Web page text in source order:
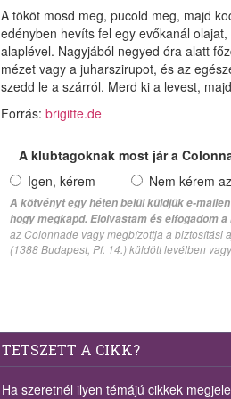
A tököt mosd meg, pucold meg, majd
edényben hevíts fel egy evőkanál
alaplével. Nagyjából negyed óra alatt
mézet vagy a juharszirupot, és az
szedd le a szárról. Merd ki a levest,
Forrás: brigitte.de
A klubtagoknak most jár a
Igen, kérem
Nem kérem
A kötvényt egy héten belül küldjük e-
hogy megkapd. Elolvastam és elfogadom
az Colonnade vagy megbízottja a biztosítási
(1388 Budapest, Pf. 14.) küldött levélben
TETSZETT A CIKK?
Ha szeretnél ilyen témájú cikkek